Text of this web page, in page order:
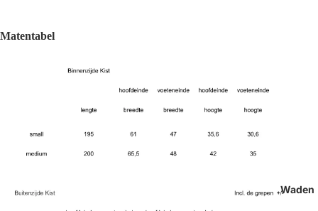
Waden
Matentabel